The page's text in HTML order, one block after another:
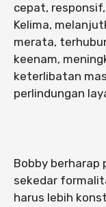
cepat,
Kelima,
merata,
keenam,
keterlibatan
perlindungan
Bobby berharap
sekedar
harus lebih